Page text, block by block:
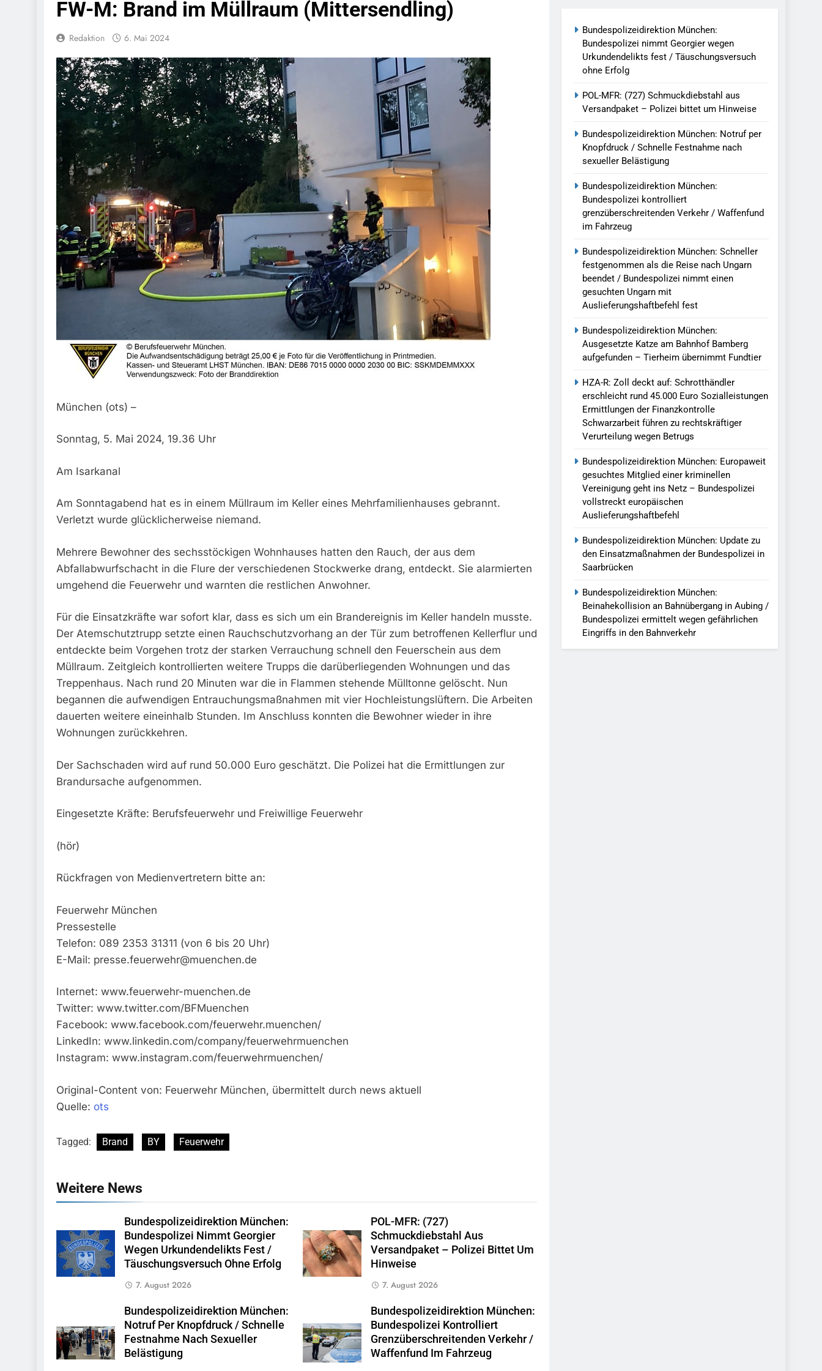
Bundespolizeidirektion München: Bundespolizei Kontrolliert Grenzüberschreitenden Verkehr / Waffenfund Im
Bundespolizeidirektion München: Schneller Festgenommen Als Die Reise Nach Ungarn Beendet / Bundespolizei Nimmt
Einen Gesuchten Ungarn Mit Auslieferungshaftbefehl Fest
6. August 2026
Bundespolizeidirektion München: Ausgesetzte Katze Am Bahnhof Bamberg Aufgefunden – Tierheim Übernimmt
Fundtier
6. August 2026
HZA-R: Zoll Deckt Auf: Schrotthändler Erschleicht Rund 45.000 Euro Sozialleistungen Ermittlungen Der Finanzkontrolle
Schwarzarbeit Führen Zu Rechtskräftiger Verurteilung Wegen Betrugs
6. August 2026
Bundespolizeidirektion München: Europaweit Gesuchtes Mitglied Einer Kriminellen Vereinigung Geht Ins Netz –
Bundespolizei Vollstreckt Europäischen Auslieferungshaftbefehl
6. August 2026
Bundespolizeidirektion München: Update Zu Den Einsatzmaßnahmen Der Bundespolizei In Saarbrücken
5. August 2026
Bundespolizeidirektion München: Beinahekollision An Bahnübergang In Aubing / Bundespolizei Ermittelt Wegen
Gefährlichen Eingriffs In Den Bahnverkehr
5. August 2026
FW-M: Brand im Müllraum (Mittersendling)
Redaktion 6. Mai 2024
München (ots) –
Sonntag, 5. Mai 2024, 19.36 Uhr
Am Isarkanal
Am Sonntagabend hat es in einem Müllraum im Keller eines Mehrfamilienhauses gebrannt.
Verletzt wurde glücklicherweise niemand.
Mehrere Bewohner des sechsstöckigen Wohnhauses hatten den Rauch, der aus dem
Abfallabwurfschacht in die Flure der verschiedenen Stockwerke drang, entdeckt. Sie alarmierten
umgehend die Feuerwehr und warnten die restlichen Anwohner.
Für die Einsatzkräfte war sofort klar, dass es sich um ein Brandereignis im Keller handeln musste.
Der Atemschutztrupp setzte einen Rauchschutzvorhang an der Tür zum betroffenen Kellerflur und
entdeckte beim Vorgehen trotz der starken Verrauchung schnell den Feuerschein aus dem
Müllraum. Zeitgleich kontrollierten weitere Trupps die darüberliegenden Wohnungen und das
Treppenhaus. Nach rund 20 Minuten war die in Flammen stehende Mülltonne gelöscht. Nun
begannen die aufwendigen Entrauchungsmaßnahmen mit vier Hochleistungslüftern. Die Arbeiten
dauerten weitere eineinhalb Stunden. Im Anschluss konnten die Bewohner wieder in ihre
Wohnungen zurückkehren.
Der Sachschaden wird auf rund 50.000 Euro geschätzt. Die Polizei hat die Ermittlungen zur
Brandursache aufgenommen.
Eingesetzte Kräfte: Berufsfeuerwehr und Freiwillige Feuerwehr
(hör)
Rückfragen von Medienvertretern bitte an:
Feuerwehr München
Pressestelle
Telefon: 089 2353 31311 (von 6 bis 20 Uhr)
E-Mail: presse.feuerwehr@muenchen.de
Internet: www.feuerwehr-muenchen.de
Twitter: www.twitter.com/BFMuenchen
Facebook: www.facebook.com/feuerwehr.muenchen/
LinkedIn: www.linkedin.com/company/feuerwehrmuenchen
Instagram: www.instagram.com/feuerwehrmuenchen/
Original-Content von: Feuerwehr München, übermittelt durch news aktuell
Quelle: ots
Tagged: Brand BY Feuerwehr
Weitere News
Bundespolizeidirektion München:
Bundespolizei Nimmt Georgier
Wegen Urkundendelikts Fest /
Täuschungsversuch Ohne Erfolg
7. August 2026
POL-MFR: (727)
Schmuckdiebstahl Aus
Versandpaket – Polizei Bittet Um
Hinweise
7. August 2026
Bundespolizeidirektion München:
Notruf Per Knopfdruck / Schnelle
Festnahme Nach Sexueller
Belästigung
Bundespolizeidirektion München:
Bundespolizei Kontrolliert
Grenzüberschreitenden Verkehr /
Waffenfund Im Fahrzeug
Bundespolizeidirektion München:
Bundespolizei nimmt Georgier wegen
Urkundendelikts fest / Täuschungsversuch
ohne Erfolg
POL-MFR: (727) Schmuckdiebstahl aus
Versandpaket – Polizei bittet um Hinweise
Bundespolizeidirektion München: Notruf per
Knopfdruck / Schnelle Festnahme nach
sexueller Belästigung
Bundespolizeidirektion München:
Bundespolizei kontrolliert
grenzüberschreitenden Verkehr / Waffenfund
im Fahrzeug
Bundespolizeidirektion München: Schneller
festgenommen als die Reise nach Ungarn
beendet / Bundespolizei nimmt einen
gesuchten Ungarn mit
Auslieferungshaftbefehl fest
Bundespolizeidirektion München:
Ausgesetzte Katze am Bahnhof Bamberg
aufgefunden – Tierheim übernimmt Fundtier
HZA-R: Zoll deckt auf: Schrotthändler
erschleicht rund 45.000 Euro Sozialleistungen
Ermittlungen der Finanzkontrolle
Schwarzarbeit führen zu rechtskräftiger
Verurteilung wegen Betrugs
Bundespolizeidirektion München: Europaweit
gesuchtes Mitglied einer kriminellen
Vereinigung geht ins Netz – Bundespolizei
vollstreckt europäischen
Auslieferungshaftbefehl
Bundespolizeidirektion München: Update zu
den Einsatzmaßnahmen der Bundespolizei in
Saarbrücken
Bundespolizeidirektion München:
Beinahekollision an Bahnübergang in Aubing /
Bundespolizei ermittelt wegen gefährlichen
Eingriffs in den Bahnverkehr